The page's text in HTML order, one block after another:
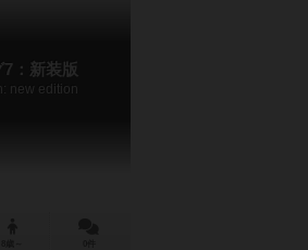
：新装版
new edition